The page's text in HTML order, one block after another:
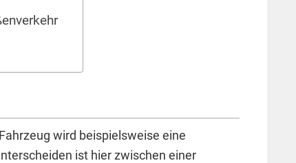
wird beispielsweise eine
ist hier zwischen einer